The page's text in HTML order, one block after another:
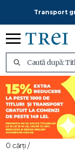
Transport
0 cărți /